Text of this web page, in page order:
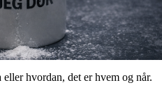
hvordan, det er hvem og når.